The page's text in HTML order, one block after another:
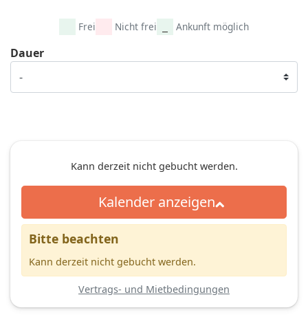
Frei Nicht frei Ankunft möglich
Dauer
Kann derzeit nicht gebucht werden.
Kalender anzeigen
Bitte beachten
Kann derzeit nicht gebucht werden.
Vertrags- und Mietbedingungen